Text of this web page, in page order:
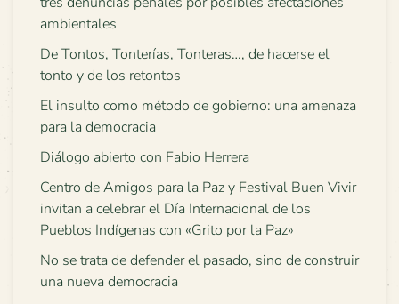
ambientales
De Tontos, Tonterías, Tonteras…, de hacerse el
tonto y de los retontos
El insulto como método de gobierno: una amenaza
para la democracia
Diálogo abierto con Fabio Herrera
Centro de Amigos para la Paz y Festival Buen Vivir
invitan a celebrar el Día Internacional de los
Pueblos Indígenas con «Grito por la Paz»
No se trata de defender el pasado, sino de construir
una nueva democracia